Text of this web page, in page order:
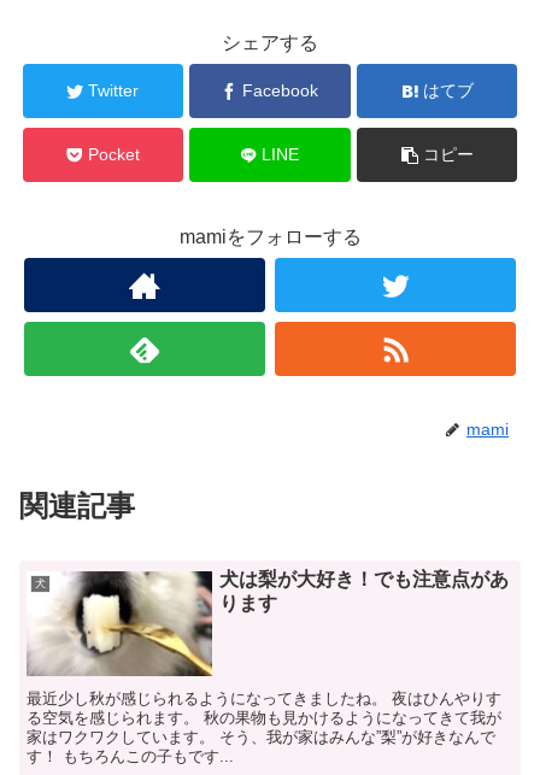
シェアする
Twitter Facebook はてブ
Pocket LINE コピー
mamiをフォローする
mami
関連記事
犬
犬は梨が大好き！でも注意点があ
ります
最近少し秋が感じられるようになってきましたね。 夜はひんやりす
る空気を感じられます。 秋の果物も見かけるようになってきて我が
家はワクワクしています。 そう、我が家はみんな”梨”が好きなんで
す！ もちろんこの子もです...